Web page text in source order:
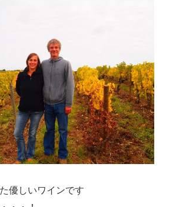
優しいワインです